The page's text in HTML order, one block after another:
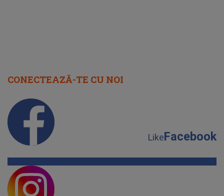
CONECTEAZĂ-TE CU NOI
LikeFacebook